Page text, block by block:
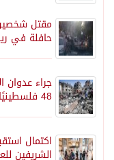
حافلة في
جراء عدوان
48 فلسطينيًا
اكتمال
الشريفين